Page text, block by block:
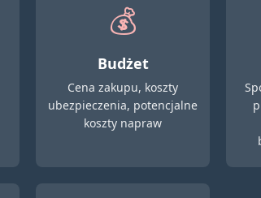
💰
Budżet
Cena zakupu, koszty
ubezpieczenia, potencjalne
koszty napraw